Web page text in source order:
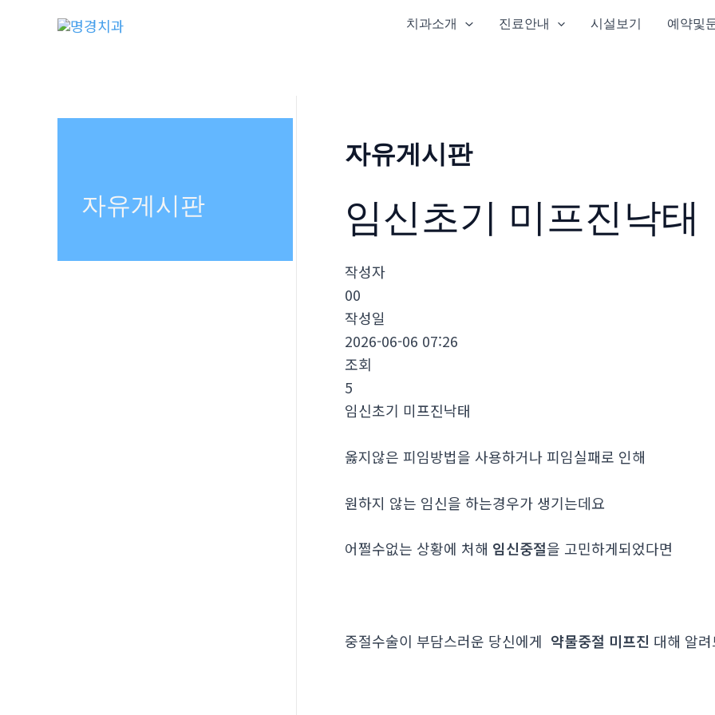
치과소개 진료안내 시설보기 예약및
자유게시판
자유게시판
임신초기 미­프진낙­태
작성자
00
작성일
2026-06-06 07:26
조회
5
임신초기 미­프진낙­태
옳지않은 피임방법을 사용하거나 피임실패로 인해
원하지 않는 임신을 하는경우가 생기는데요
어쩔수없는 상황에 처해 임신중절을 고민하게되었다면
중절수술이 부담스러운 당신에게 약물중절 미프진 대해 알